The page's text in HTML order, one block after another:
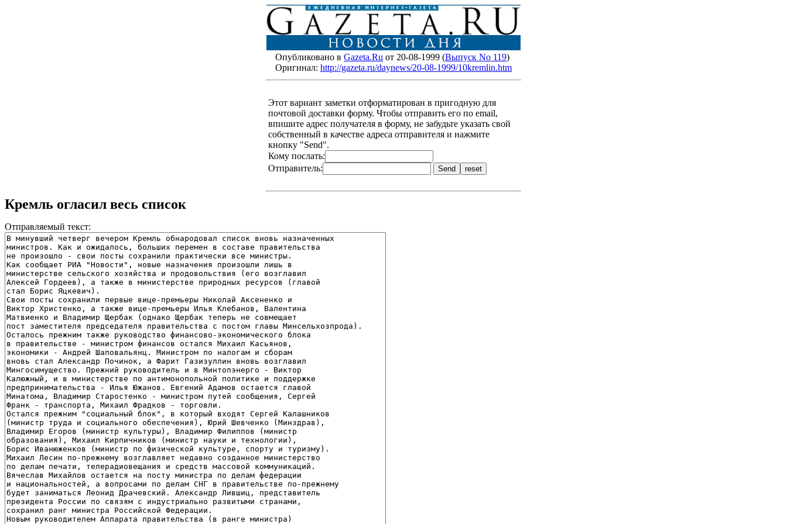
Опубликовано в Gazeta.Ru от 20-08-1999 (Выпуск No 119)
Оригинал: http://gazeta.ru/daynews/20-08-1999/10kremlin.htm
Этот вариант заметки отформатирован в пригодную для
почтовой доставки форму. Чтобы отправить его по email,
впишите адрес получателя в форму, не забудьте указать свой
собственный в качестве адреса отправителя и нажмите
кнопку "Send".
Кому послать:
Отправитель:
Кремль огласил весь список
Отправляемый текст: